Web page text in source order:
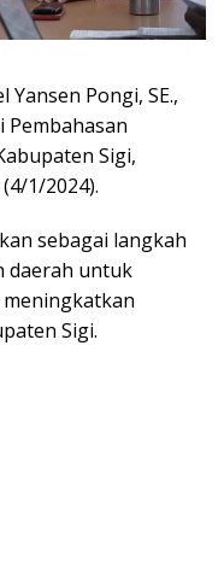
Yansen Pongi, SE.,
Pembahasan
Sigi,
1/2024).
sebagai langkah
daerah untuk
Sigi.